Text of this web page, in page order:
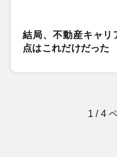
結局、不動産キャリ
点はこれだけだった
1 / 4